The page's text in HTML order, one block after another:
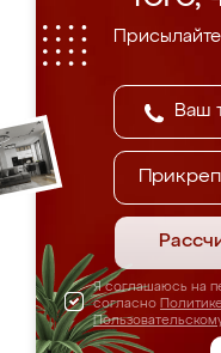
Я соглашаюсь на
согласно